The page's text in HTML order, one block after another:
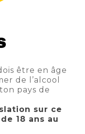
SCHNEIDER AVENTINUS TAP6
Prix
être en âge
de l’alcool
pays de
sur ce
18 ans au